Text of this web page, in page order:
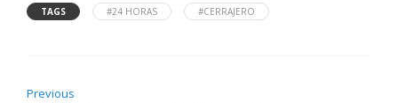
TAGS #24 HORAS #CERRAJERO
Previous